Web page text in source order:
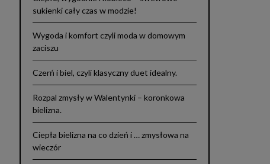
sukienki cały czas w modzie!
Wygoda i komfort czyli moda w domowym
zaciszu
Czerń i biel, czyli klasyczny duet idealny.
Rozpal zmysły w Walentynki – koronkowa
bielizna.
Ciepła bielizna na co dzień i … zmysłowa na
wieczór